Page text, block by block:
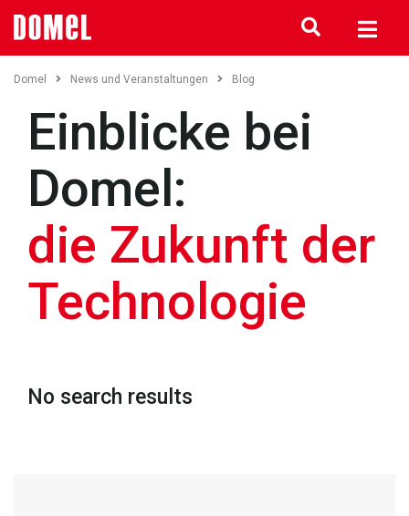
Domel News und Veranstaltungen Blog
Einblicke bei
Domel:
die Zukunft der
Technologie
No search results